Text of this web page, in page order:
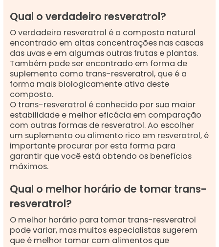
Qual o verdadeiro resveratrol?
O verdadeiro resveratrol é o composto natural
encontrado em altas concentrações nas cascas
das uvas e em algumas outras frutas e plantas.
Também pode ser encontrado em forma de
suplemento como trans-resveratrol, que é a
forma mais biologicamente ativa deste
composto.
O trans-resveratrol é conhecido por sua maior
estabilidade e melhor eficácia em comparação
com outras formas de resveratrol. Ao escolher
um suplemento ou alimento rico em resveratrol, é
importante procurar por esta forma para
garantir que você está obtendo os benefícios
máximos.
Qual o melhor horário de tomar trans-
resveratrol?
O melhor horário para tomar trans-resveratrol
pode variar, mas muitos especialistas sugerem
que é melhor tomar com alimentos que